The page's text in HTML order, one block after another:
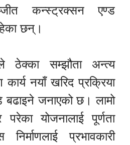
कन्स्ट्रक्सन एण्ड
छन्।
ठेक्का सम्झौता अन्त्य
कार्य नयाँ खरिद प्रक्रिया
बढाइने जनाएको छ। लामो
योजनालाई पूर्णता
प्रभावकारी